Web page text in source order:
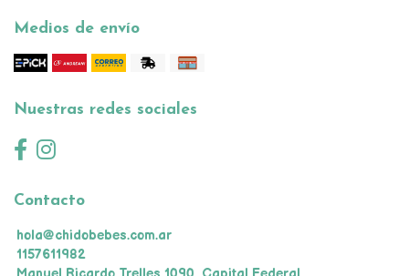
Medios de envío
Nuestras redes sociales
Contacto
hola@chidobebes.com.ar
1157611982